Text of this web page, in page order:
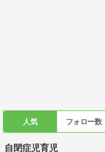
人気 フォロー数
自閉症児育児